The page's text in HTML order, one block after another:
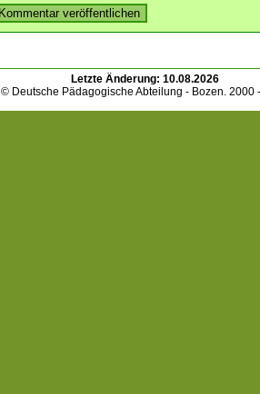
Letzte Änderung: 10.08.2026
© Deutsche Pädagogische Abteilung - Bozen. 2000